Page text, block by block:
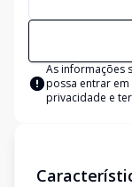
As informações
possa entrar
privacidade e